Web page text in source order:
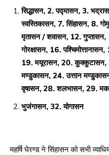
सिद्धासन, 2. पद्मासन, 3.
स्वस्तिकासन, 7. सिंहासन, 8.
मृतासन / शवासन, 12. गुप्तासन,
गोरक्षासन, 16.
19. मयूरासन, 20. कुक्कुटासन,
मण्डुकासन, 24. उत्तान
वृषासन, 28. शलभासन, 29.
भुजंगासन, 32. योगासन
महर्षि घेरण्ड ने सिंहासन को सभी